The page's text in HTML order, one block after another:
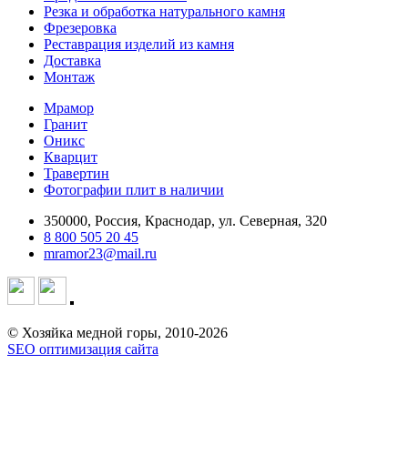
Резка и обработка натурального камня
Фрезеровка
Реставрация изделий из камня
Доставка
Монтаж
Мрамор
Гранит
Оникс
Кварцит
Травертин
Фотографии плит в наличии
350000, Россия, Краснодар, ул. Северная, 320
8 800 505 20 45
mramor23@mail.ru
© Хозяйка медной горы, 2010-2026
SEO оптимизация сайта